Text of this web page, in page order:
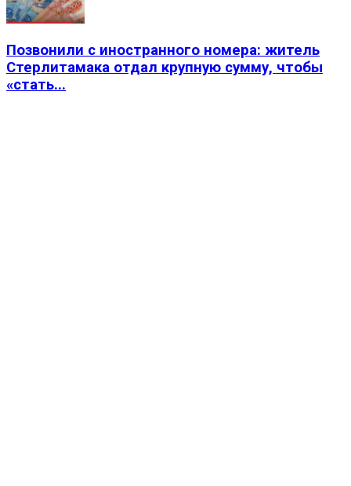
Позвонили с иностранного номера: житель
Стерлитамака отдал крупную сумму, чтобы
«стать...